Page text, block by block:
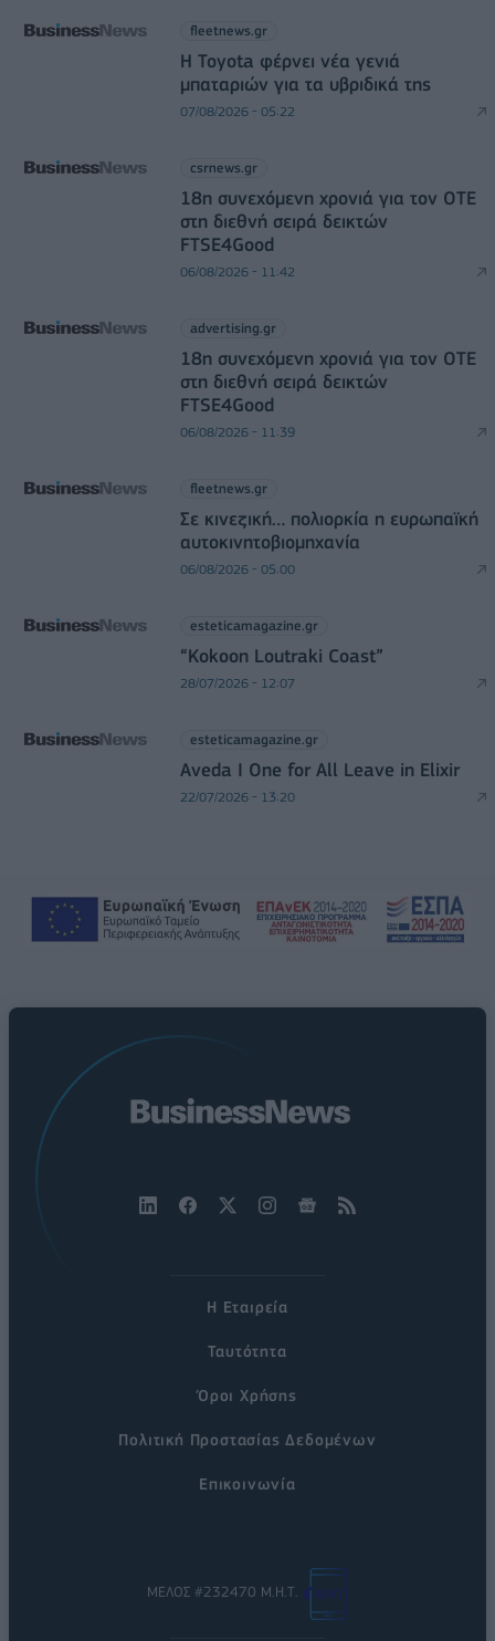
fleetnews.gr
Η Toyota φέρνει νέα γενιά
μπαταριών για τα υβριδικά της
07/08/2026 - 05:22
csrnews.gr
18η συνεχόμενη χρονιά για τον ΟΤΕ
στη διεθνή σειρά δεικτών
FTSE4Good
06/08/2026 - 11:42
advertising.gr
18η συνεχόμενη χρονιά για τον ΟΤΕ
στη διεθνή σειρά δεικτών
FTSE4Good
06/08/2026 - 11:39
fleetnews.gr
Σε κινεζική… πολιορκία η ευρωπαϊκή
αυτοκινητοβιομηχανία
06/08/2026 - 05:00
esteticamagazine.gr
“Kokoon Loutraki Coast”
28/07/2026 - 12:07
esteticamagazine.gr
Aveda I One for All Leave in Elixir
22/07/2026 - 13:20
Η Εταιρεία
Ταυτότητα
Όροι Χρήσης
Πολιτική Προστασίας Δεδομένων
Επικοινωνία
ΜΕΛΟΣ #232470 Μ.Η.Τ.